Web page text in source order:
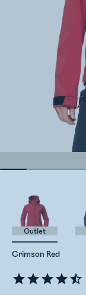
Crimson Red
Outlet